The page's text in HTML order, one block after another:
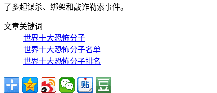
了多起谋杀、绑架和敲诈勒索事件。
文章关键词
世界十大恐怖分子
世界十大恐怖分子名单
世界十大恐怖分子排名